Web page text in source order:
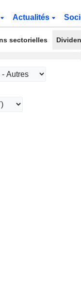
Actualités
sectorielles